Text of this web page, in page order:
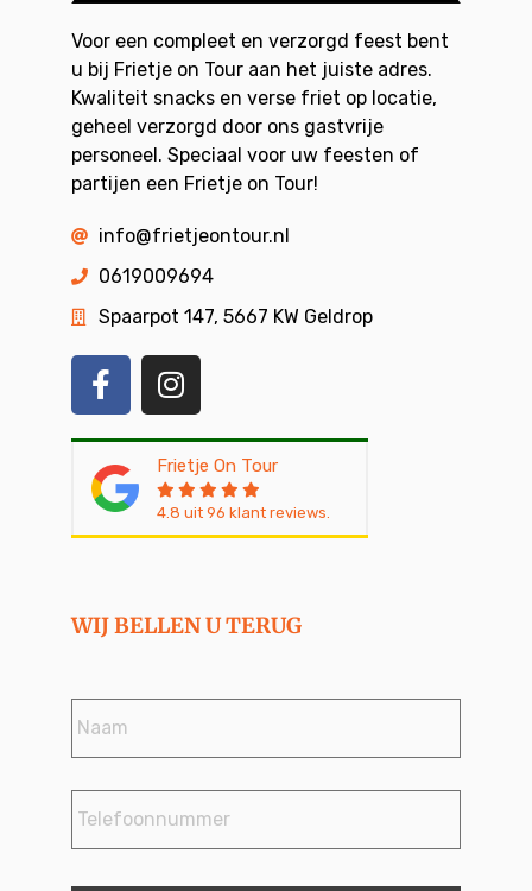
Voor een compleet en verzorgd feest bent
u bij Frietje on Tour aan het juiste adres.
Kwaliteit snacks en verse friet op locatie,
geheel verzorgd door ons gastvrije
personeel. Speciaal voor uw feesten of
partijen een Frietje on Tour!
info@frietjeontour.nl
0619009694
Spaarpot 147, 5667 KW Geldrop
Frietje On Tour
4.8 uit 96 klant reviews.
WIJ BELLEN U TERUG
Naam *
Telefoonnummer *